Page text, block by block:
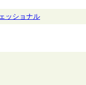
ッショナル